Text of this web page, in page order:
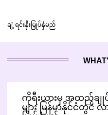
ချဲ့ ရင်းနှီးမြှုပ်နှံမည်
ကိုရီးယားမှ အထည်ချု
များ မြန်မာနိုင်ငံတွင်